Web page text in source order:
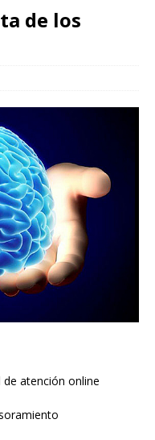
de los
atención online